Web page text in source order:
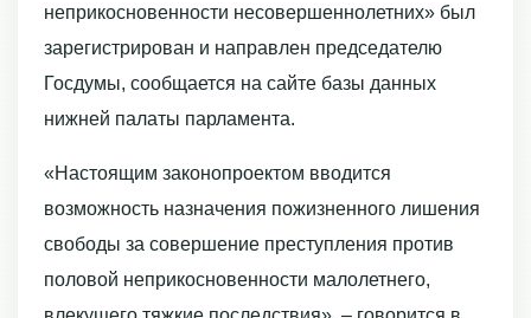
неприкосновенности несовершеннолетних» был
зарегистрирован и направлен председателю
Госдумы, сообщается на сайте базы данных
нижней палаты парламента.
«Настоящим законопроектом вводится
возможность назначения пожизненного лишения
свободы за совершение преступления против
половой неприкосновенности малолетнего,